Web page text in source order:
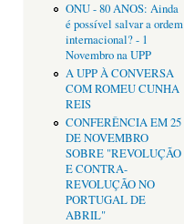
ONU - 80 ANOS: Ainda
é possível salvar a ordem
internacional? - 1
Novembro na UPP
A UPP À CONVERSA
COM ROMEU CUNHA
REIS
CONFERÊNCIA EM 25
DE NOVEMBRO
SOBRE "REVOLUÇÃO
E CONTRA-
REVOLUÇÃO NO
PORTUGAL DE
ABRIL"